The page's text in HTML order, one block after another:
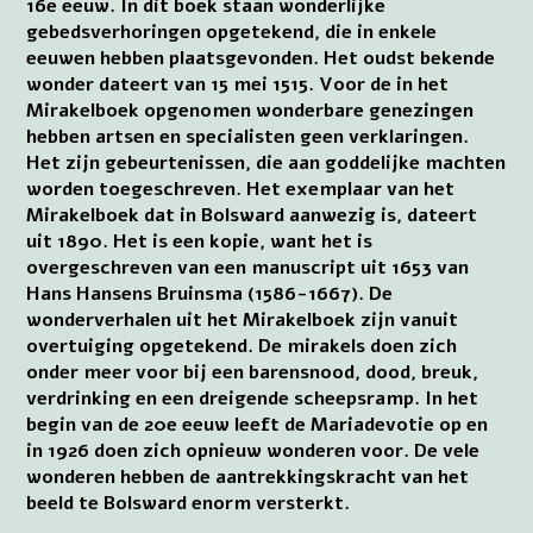
16e eeuw. In dit boek staan wonderlijke
gebedsverhoringen opgetekend, die in enkele
eeuwen hebben plaatsgevonden. Het oudst bekende
wonder dateert van 15 mei 1515. Voor de in het
Mirakelboek opgenomen wonderbare genezingen
hebben artsen en specialisten geen verklaringen.
Het zijn gebeurtenissen, die aan goddelijke machten
worden toegeschreven. Het exemplaar van het
Mirakelboek dat in Bolsward aanwezig is, dateert
uit 1890. Het is een kopie, want het is
overgeschreven van een manuscript uit 1653 van
Hans Hansens Bruinsma (1586-1667). De
wonderverhalen uit het Mirakelboek zijn vanuit
overtuiging opgetekend. De mirakels doen zich
onder meer voor bij een barensnood, dood, breuk,
verdrinking en een dreigende scheepsramp. In het
begin van de 20e eeuw leeft de Mariadevotie op en
in 1926 doen zich opnieuw wonderen voor. De vele
wonderen hebben de aantrekkingskracht van het
beeld te Bolsward enorm versterkt.